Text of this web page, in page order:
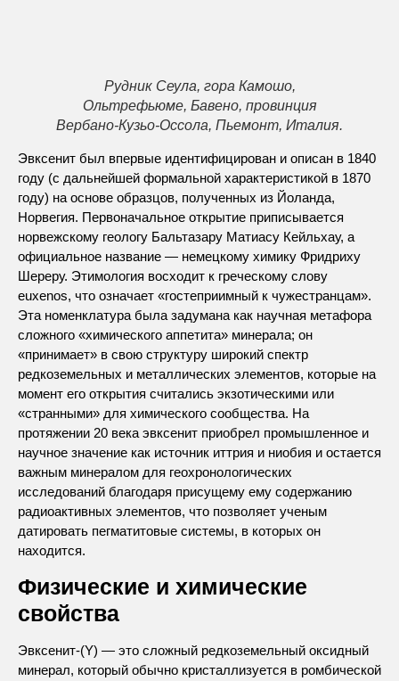
Рудник Сеула, гора Камошо,
Ольтрефьюме, Бавено, провинция
Вербано-Кузьо-Оссола, Пьемонт, Италия.
Эвксенит был впервые идентифицирован и описан в 1840
году (с дальнейшей формальной характеристикой в 1870
году) на основе образцов, полученных из Йоланда,
Норвегия. Первоначальное открытие приписывается
норвежскому геологу Бальтазару Матиасу Кейльхау, а
официальное название — немецкому химику Фридриху
Шереру. Этимология восходит к греческому слову
euxenos, что означает «гостеприимный к чужестранцам».
Эта номенклатура была задумана как научная метафора
сложного «химического аппетита» минерала; он
«принимает» в свою структуру широкий спектр
редкоземельных и металлических элементов, которые на
момент его открытия считались экзотическими или
«странными» для химического сообщества. На
протяжении 20 века эвксенит приобрел промышленное и
научное значение как источник иттрия и ниобия и остается
важным минералом для геохронологических
исследований благодаря присущему ему содержанию
радиоактивных элементов, что позволяет ученым
датировать пегматитовые системы, в которых он
находится.
Физические и химические
свойства
Эвксенит-(Y) — это сложный редкоземельный оксидный
минерал, который обычно кристаллизуется в ромбической